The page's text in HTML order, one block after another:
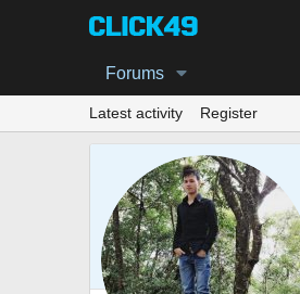
Forums
Latest activity Register